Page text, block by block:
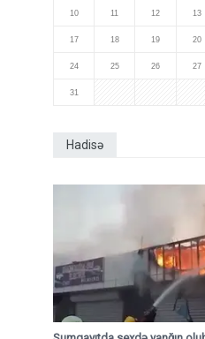
10 11 12 13
17 18 19 20
24 25 26 27
31
Hadisə